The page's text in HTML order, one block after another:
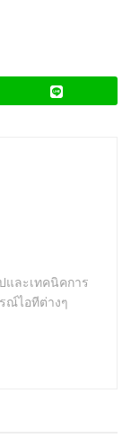
และเทคนิคการ
ณ์ไอทีต่างๆ